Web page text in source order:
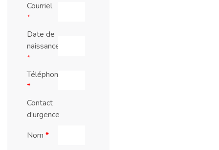
Courriel
*
Date de
naissance
*
Téléphone
*
Contact
d’urgence
Nom *